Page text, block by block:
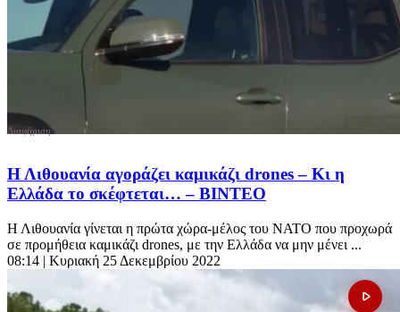
Η Λιθουανία αγοράζει καμικάζι drones – Κι η
Ελλάδα το σκέφτεται… – ΒΙΝΤΕΟ
Η Λιθουανία γίνεται η πρώτα χώρα-μέλος του ΝΑΤΟ που προχωρά
σε προμήθεια καμικάζι drones, με την Ελλάδα να μην μένει ...
08:14 | Κυριακή 25 Δεκεμβρίου 2022